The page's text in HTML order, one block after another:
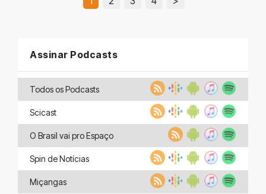
Assinar Podcasts
Todos os Podcasts
Scicast
O Brasil vai pro Espaço
Spin de Notícias
Miçangas